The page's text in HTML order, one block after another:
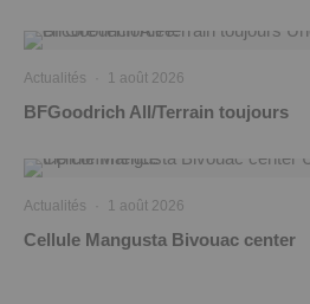
Actualités 1 août 2026
BFGoodrich All/Terrain toujours
Actualités 1 août 2026
Cellule Mangusta Bivouac center